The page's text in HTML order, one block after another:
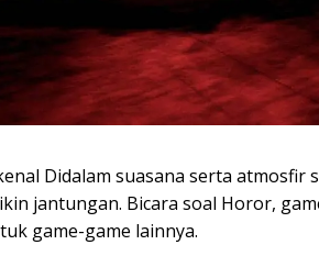
Didalam suasana serta atmosfir
jantungan. Bicara soal Horor,
game-game lainnya.